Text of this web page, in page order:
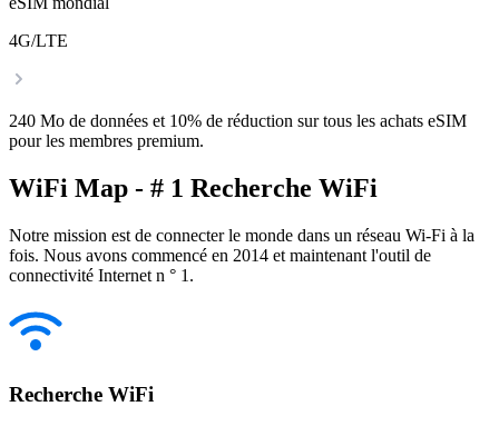
4G/LTE
240 Mo de données et 10% de réduction sur tous les achats eSIM
pour les membres premium.
WiFi Map - # 1 Recherche WiFi
Notre mission est de connecter le monde dans un réseau Wi-Fi à la
fois. Nous avons commencé en 2014 et maintenant l'outil de
connectivité Internet n ° 1.
Recherche WiFi